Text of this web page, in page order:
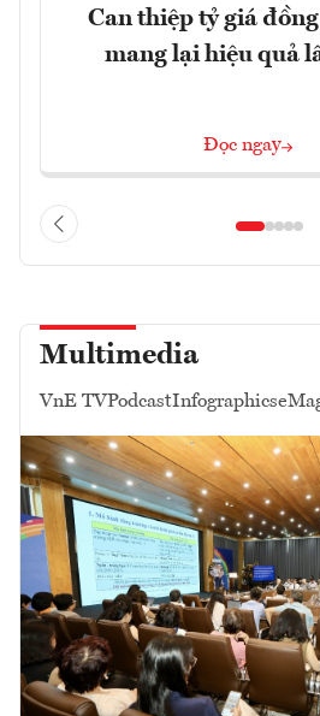
Can thiệp tỷ giá
mang lại hiệu quả
Đọc ngay
Multimedia
VnE TVPodcastInfographics